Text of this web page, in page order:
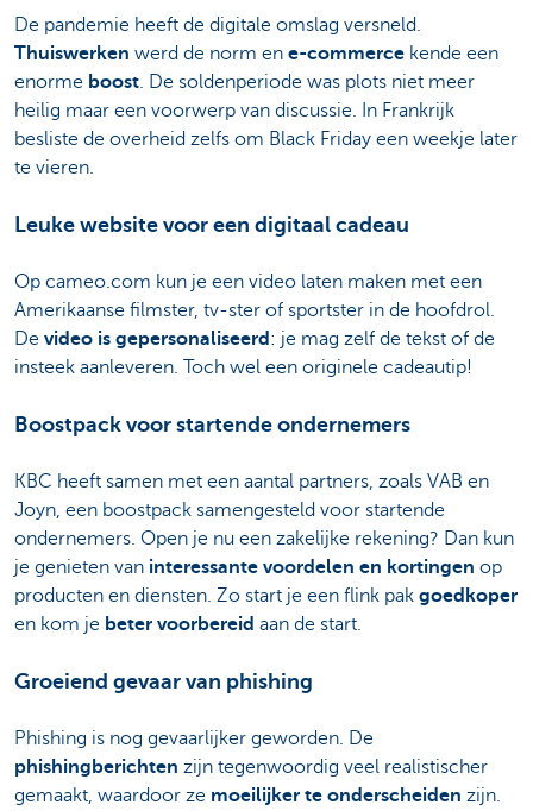
De pandemie heeft de digitale omslag versneld.
Thuiswerken werd de norm en e-commerce kende een
enorme boost. De soldenperiode was plots niet meer
heilig maar een voorwerp van discussie. In Frankrijk
besliste de overheid zelfs om Black Friday een weekje later
te vieren.
Leuke website voor een digitaal cadeau
Op cameo.com kun je een video laten maken met een
Amerikaanse filmster, tv-ster of sportster in de hoofdrol.
De video is gepersonaliseerd : je mag zelf de tekst of de
insteek aanleveren. Toch wel een originele cadeautip!
Boostpack voor startende ondernemers
KBC heeft samen met een aantal partners, zoals VAB en
Joyn, een boostpack samengesteld voor startende
ondernemers. Open je nu een zakelijke rekening? Dan kun
je genieten van interessante voordelen en kortingen op
producten en diensten. Zo start je een flink pak goedkoper
en kom je beter voorbereid aan de start.
Groeiend gevaar van phishing
Phishing is nog gevaarlijker geworden. De
phishingberichten zijn tegenwoordig veel realistischer
gemaakt, waardoor ze moeilijker te onderscheiden zijn.